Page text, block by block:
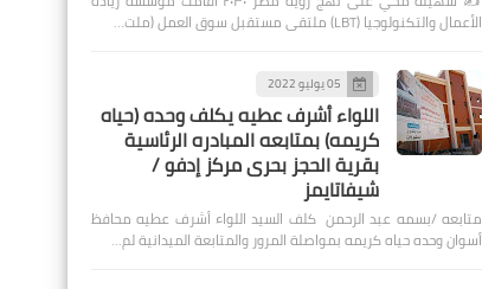
الأعمال والتكنولوجيا (LBT) ملتقى مستقبل سوق العمل (ملت…
05 يوليو 2022
اللواء أشرف عطيه يكلف وحده (حياه
كريمه) بمتابعه المبادره الرئاسية
بقرية الحجز بحرى مركز إدفو /
شيفاتايمز
متابعه /بسمه عبد الرحمن كلف السيد اللواء أشرف عطيه محافظ
أسوان وحده حياه كريمه بمواصلة المرور والمتابعة الميدانية لم…